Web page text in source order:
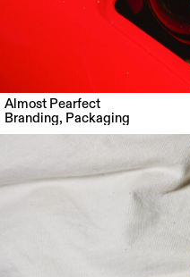
Almost Pearfect
Branding, Packaging